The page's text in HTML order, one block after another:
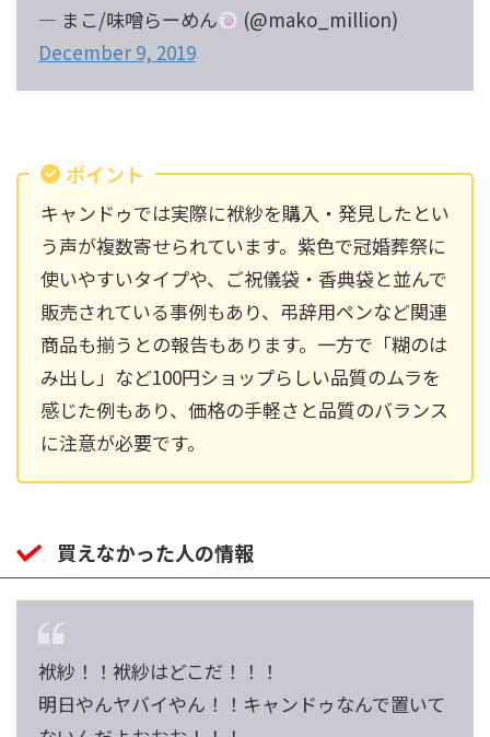
— まこ/味噌らーめん
(@mako_million)
December 9, 2019
ポイント
キャンドゥでは実際に袱紗を購入・発見したとい
う声が複数寄せられています。紫色で冠婚葬祭に
使いやすいタイプや、ご祝儀袋・香典袋と並んで
販売されている事例もあり、弔辞用ペンなど関連
商品も揃うとの報告もあります。一方で「糊のは
み出し」など100円ショップらしい品質のムラを
感じた例もあり、価格の手軽さと品質のバランス
に注意が必要です。
買えなかった人の情報
袱紗！！袱紗はどこだ！！！
明日やんヤバイやん！！キャンドゥなんで置いて